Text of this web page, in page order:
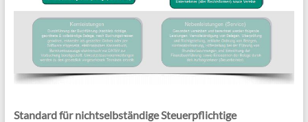
Standard für nichtselbständige Steuerpflichtige